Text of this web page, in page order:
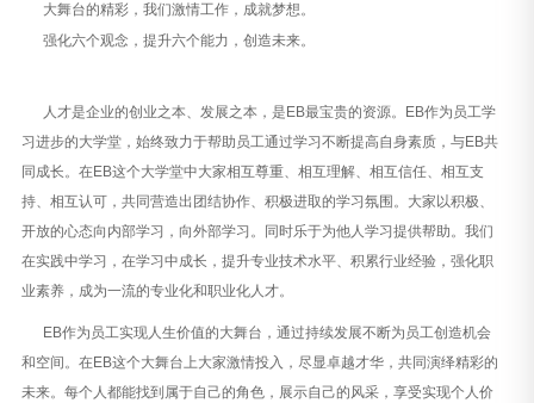
大舞台的精彩，我们激情工作，成就梦想。
强化六个观念，提升六个能力，创造未来。
人才是企业的创业之本、发展之本，是EB最宝贵的资源。EB作为员工学
习进步的大学堂，始终致力于帮助员工通过学习不断提高自身素质，与EB共
同成长。在EB这个大学堂中大家相互尊重、相互理解、相互信任、相互支
持、相互认可，共同营造出团结协作、积极进取的学习氛围。大家以积极、
开放的心态向内部学习，向外部学习。同时乐于为他人学习提供帮助。我们
在实践中学习，在学习中成长，提升专业技术水平、积累行业经验，强化职
业素养，成为一流的专业化和职业化人才。
EB作为员工实现人生价值的大舞台，通过持续发展不断为员工创造机会
和空间。在EB这个大舞台上大家激情投入，尽显卓越才华，共同演绎精彩的
未来。每个人都能找到属于自己的角色，展示自己的风采，享受实现个人价